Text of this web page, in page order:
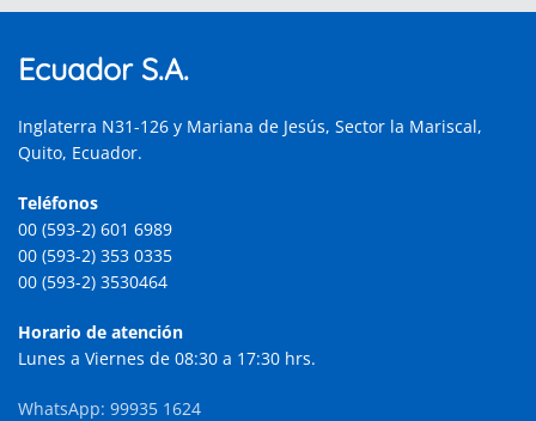
Ecuador S.A.
Inglaterra N31-126 y Mariana de Jesús, Sector la Mariscal,
Quito, Ecuador.
Teléfonos
00 (593-2) 601 6989
00 (593-2) 353 0335
00 (593-2) 3530464
Horario de atención
Lunes a Viernes de 08:30 a 17:30 hrs.
WhatsApp: 99935 1624